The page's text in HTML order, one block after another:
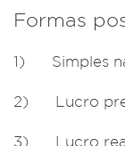
Formas
1) Simples
2) Lucro
3) Lucro